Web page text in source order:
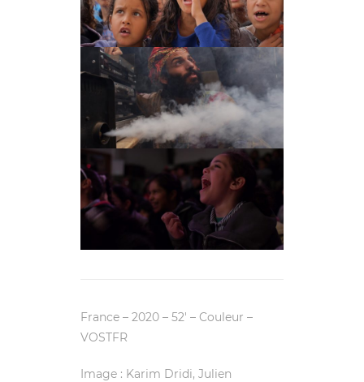
France – 2020 – 52′ – Couleur –
VOSTFR
Image : Karim Dridi, Julien